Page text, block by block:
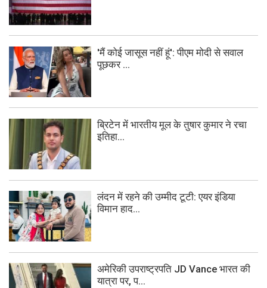
'मैं कोई जासूस नहीं हूं': पीएम मोदी से सवाल
पूछकर ...
ब्रिटेन में भारतीय मूल के तुषार कुमार ने रचा
इतिहा...
लंदन में रहने की उम्मीद टूटी: एयर इंडिया
विमान हाद...
अमेरिकी उपराष्ट्रपति JD Vance भारत की
यात्रा पर, प...